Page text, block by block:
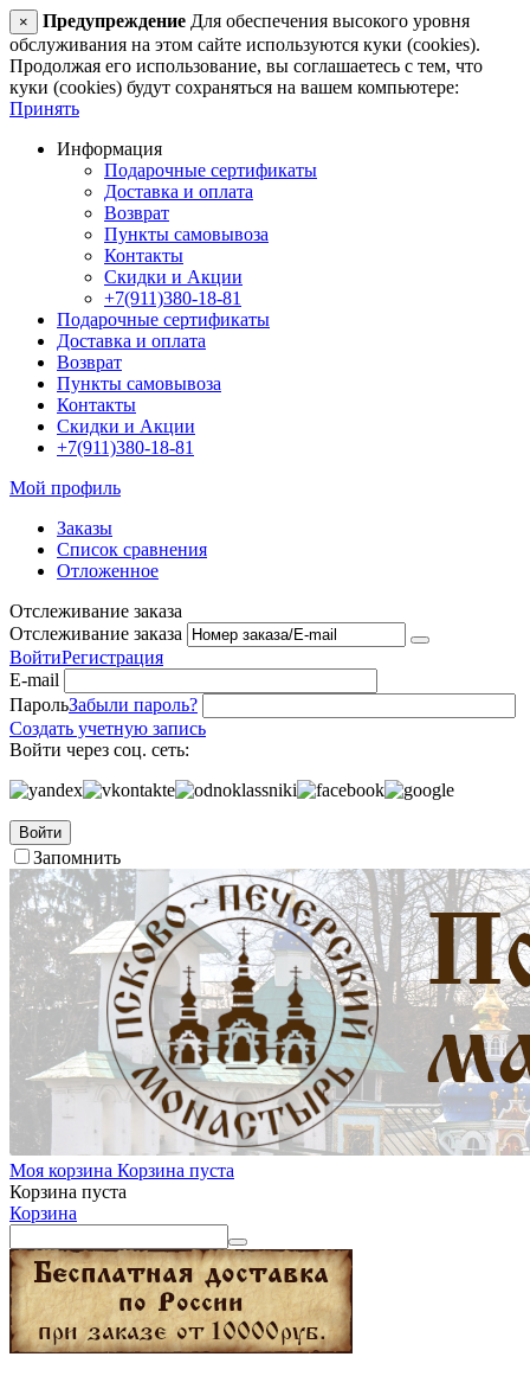
× Предупреждение Для обеспечения высокого уровня
обслуживания на этом сайте используются куки (cookies).
Продолжая его использование, вы соглашаетесь с тем, что
куки (cookies) будут сохраняться на вашем компьютере:
Принять
Информация
Подарочные сертификаты
Доставка и оплата
Возврат
Пункты самовывоза
Контакты
Скидки и Акции
+7(911)380-18-81
Подарочные сертификаты
Доставка и оплата
Возврат
Пункты самовывоза
Контакты
Скидки и Акции
+7(911)380-18-81
Мой профиль
Заказы
Список сравнения
Отложенное
Отслеживание заказа
Отслеживание заказа
ВойтиРегистрация
E-mail
ПарольЗабыли пароль?
Создать учетную запись
Войти через соц. сеть:
Войти
Запомнить
Моя корзина Корзина пуста
Корзина пуста
Корзина